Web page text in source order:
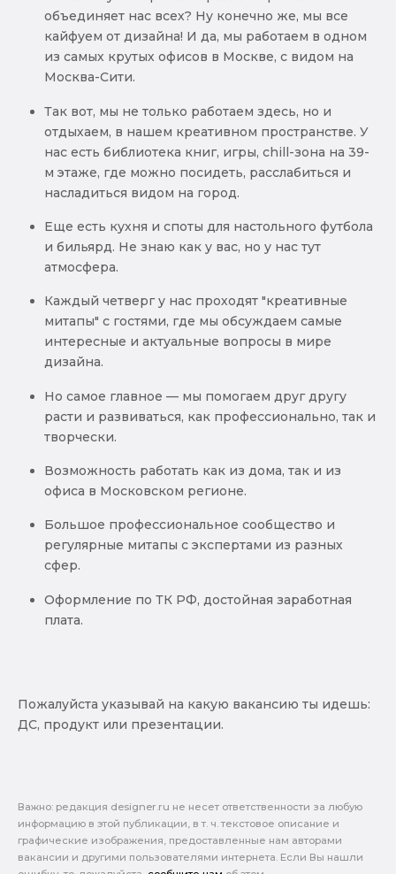
объединяет нас всех? Ну конечно же, мы все
кайфуем от дизайна! И да, мы работаем в одном
из самых крутых офисов в Москве, с видом на
Москва-Сити.
Так вот, мы не только работаем здесь, но и
отдыхаем, в нашем креативном пространстве. У
нас есть библиотека книг, игры, chill-зона на 39-
м этаже, где можно посидеть, расслабиться и
насладиться видом на город.
Еще есть кухня и споты для настольного футбола
и бильярд. Не знаю как у вас, но у нас тут
атмосфера.
Каждый четверг у нас проходят "креативные
митапы" с гостями, где мы обсуждаем самые
интересные и актуальные вопросы в мире
дизайна.
Но самое главное — мы помогаем друг другу
расти и развиваться, как профессионально, так и
творчески.
Возможность работать как из дома, так и из
офиса в Московском регионе.
Большое профессиональное сообщество и
регулярные митапы с экспертами из разных
сфер.
Оформление по ТК РФ, достойная заработная
плата.
Пожалуйста указывай на какую вакансию ты идешь:
ДС, продукт или презентации.
Важно: pедакция designer.ru не несет ответственности за любую
информацию в этой публикации, в т. ч. текстовое описание и
графические изображения, предоставленные нам авторами
вакансии и другими пользователями интернета. Если Вы нашли